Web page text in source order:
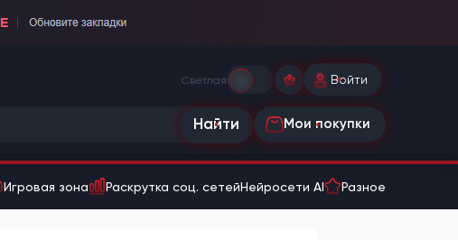
Светлая Войти
Найти Мои покупки
Игровая зона Раскрутка соц. сетейНейросети AI Разное